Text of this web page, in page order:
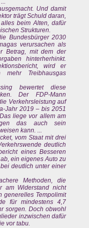
Und damit
trägt Schuld daran,
beim Alten, dafür
Strukturen.
Bundesbürger 2030
verursachen als
Betrag, mit dem der
hinterherhinkt.
wird er
mehr Treibhausgas
bewertet diese
Der FDP-Mann
Verkehrsleistung auf
Jahr 2019 – bis 2051
liege vor allem am
das auch sein
kann. ...
vom Staat mit drei
deutlich
eines Besseren
ein eigenes Auto zu
deutlich unter einer
Methoden, die
am Widerstand nicht
generelles Tempolimit
für mindestens 4,7
sorgen. Doch obwohl
inzwischen dafür
vor tabu.